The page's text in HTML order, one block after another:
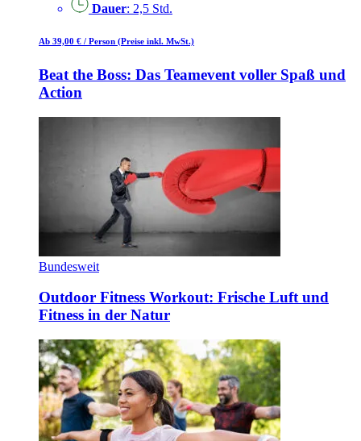
Dauer: 2,5 Std.
Ab 39,00 € / Person (Preise inkl. MwSt.)
Beat the Boss: Das Teamevent voller Spaß und
Action
Bundesweit
Outdoor Fitness Workout: Frische Luft und
Fitness in der Natur